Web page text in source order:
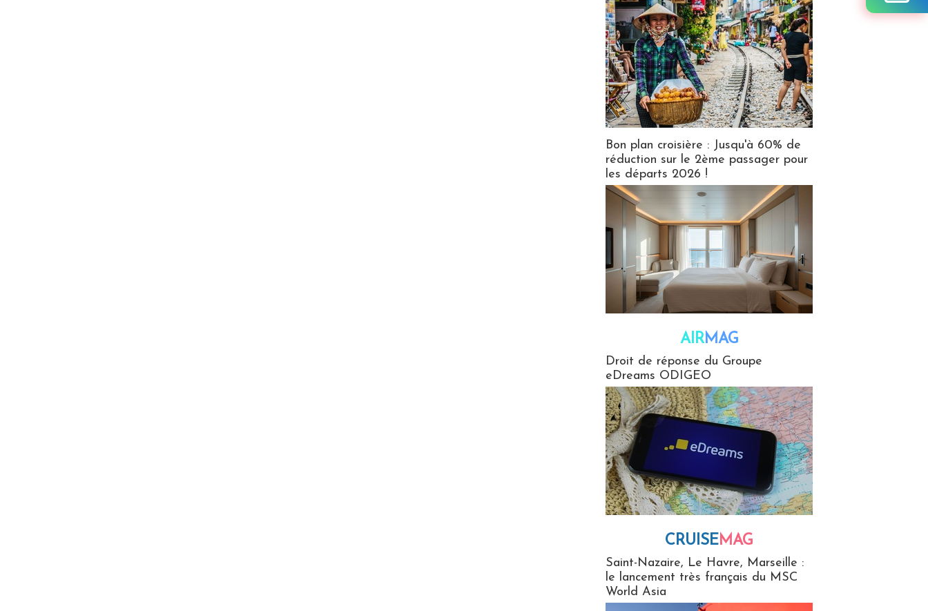
Bon plan croisière : Jusqu'à 60% de
réduction sur le 2ème passager pour
les départs 2026 !
AIRMAG
Droit de réponse du Groupe
eDreams ODIGEO
CRUISEMAG
Saint-Nazaire, Le Havre, Marseille :
le lancement très français du MSC
World Asia